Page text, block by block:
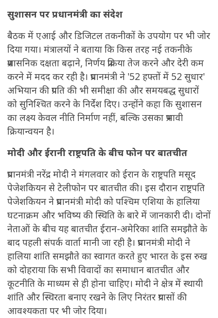
सुशासन पर प्रधानमंत्री का संदेश
बैठक में एआई और डिजिटल तकनीकों के उपयोग पर भी जोर
दिया गया। मंत्रालयों ने बताया कि किस तरह नई तकनीके
प्रशासनिक दक्षता बढ़ाने, निर्णय प्रक्रिया तेज करने और देरी कम
करने में मदद कर रही है। प्रधानमंत्री ने '52 हफ्तों में 52 सुधार'
अभियान की प्रगति की भी समीक्षा की और समयबद्ध सुधारों
को सुनिश्चित करने के निर्देश दिए। उन्होंने कहा कि सुशासन
का लक्ष्य केवल नीति निर्माण नहीं, बल्कि उसका प्रभावी
क्रियान्वयन है।
मोदी और ईरानी राष्ट्रपति के बीच फोन पर बातचीत
प्रधानमंत्री नरेंद्र मोदी ने मंगलवार को ईरान के राष्ट्रपति मसूद
पेजेशकियन से टेलीफोन पर बातचीत की। इस दौरान राष्ट्रपति
पेजेशकियन ने प्रधानमंत्री मोदी को पश्चिम एशिया के हालिया
घटनाक्रम और भविष्य की स्थिति के बारे में जानकारी दी। दोनों
नेताओं के बीच यह बातचीत ईरान-अमेरिका शांति समझौते के
बाद पहली संपर्क वार्ता मानी जा रही है। प्रधानमंत्री मोदी ने
हालिया शांति समझौते का स्वागत करते हुए भारत के इस रुख
को दोहराया कि सभी विवादों का समाधान बातचीत और
कूटनीति के माध्यम से ही होना चाहिए। मोदी ने क्षेत्र में स्थायी
शांति और स्थिरता बनाए रखने के लिए निरंतर प्रयासों की
आवश्यकता पर भी जोर दिया।